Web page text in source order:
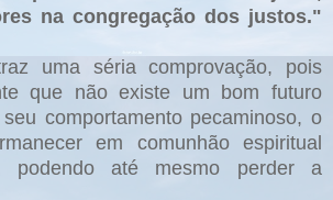
na congregação dos justos."
uma séria comprovação, pois
que não existe um bom futuro
comportamento pecaminoso, o
em comunhão espiritual
podendo até mesmo perder a